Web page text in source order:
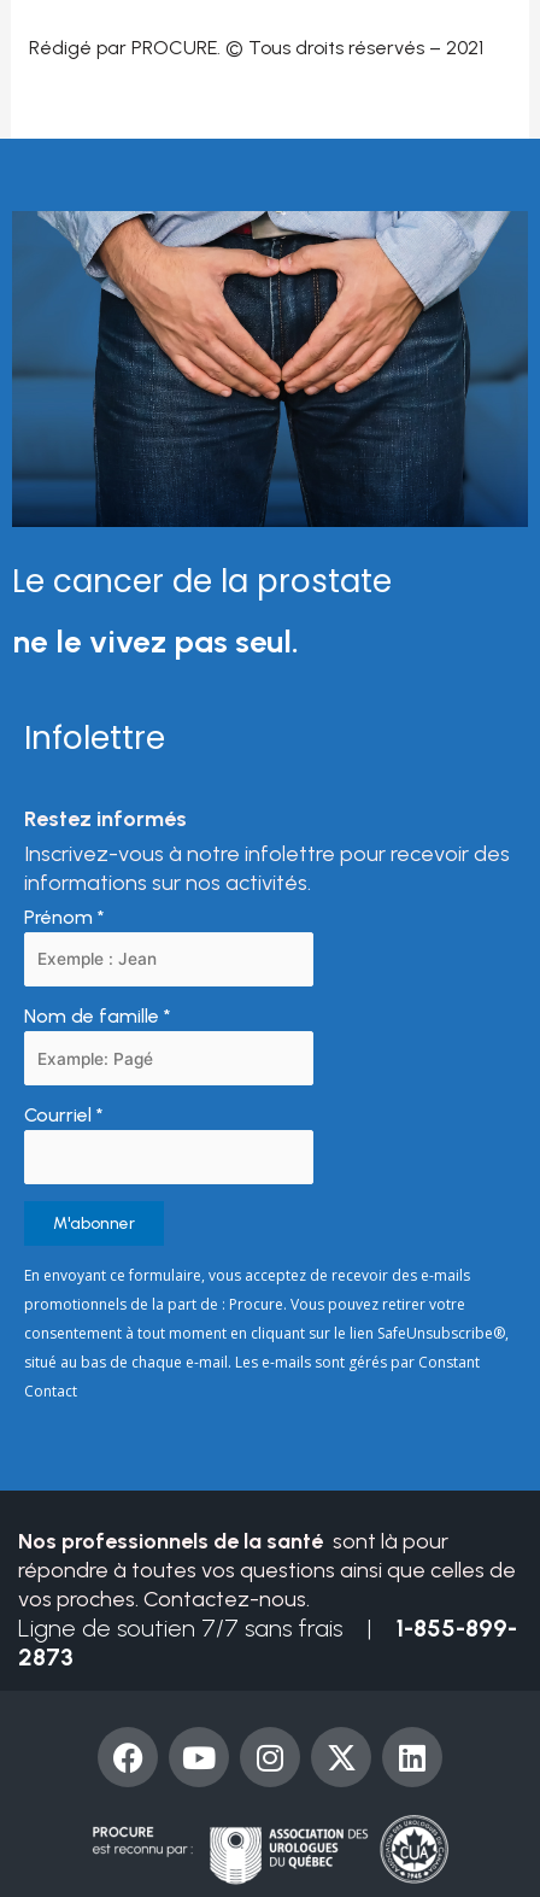
Rédigé par PROCURE. © Tous droits réservés – 2021
Le cancer de la prostate
ne le vivez pas seul.
Infolettre
Restez informés
Inscrivez-vous à notre infolettre pour recevoir des
informations sur nos activités.
Prénom *
Nom de famille *
Courriel *
Constant
Contact
Use.
Please
leave
En envoyant ce formulaire, vous acceptez de recevoir des e-mails
promotionnels de la part de : Procure. Vous pouvez retirer votre
consentement à tout moment en cliquant sur le lien SafeUnsubscribe®,
situé au bas de chaque e-mail. Les e-mails sont gérés par Constant
Contact
Nos professionnels de la santé sont là pour
répondre à toutes vos questions ainsi que celles de
vos proches. Contactez-nous.
Ligne de soutien 7/7 sans frais | 1-855-899-
2873
F
a
e
b
Y
o
u
I
n
t
a
X
-
w
L
i
k
e